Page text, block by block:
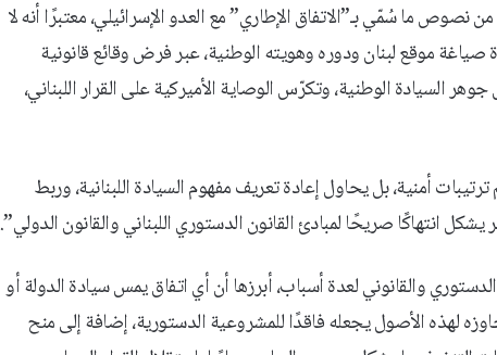
نصوص ما سُمّي بـ”الاتفاق الإطاري” مع العدو الإسرائيلي، معتبرًا أنه لا
موقع لبنان ودوره وهويته الوطنية، عبر فرض وقائع قانونية
السيادة الوطنية، وتكرّس الوصاية الأميركية على القرار اللبناني،
أمنية، بل يحاول إعادة تعريف مفهوم السيادة اللبنانية، وربط
صريحًا لمبادئ القانون الدستوري اللبناني والقانون الدولي”.
والقانوني لعدة أسباب، أبرزها أن أي اتفاق يمس سيادة الدولة أو
لهذه الأصول يجعله فاقدًا للمشروعية الدستورية، إضافة إلى منح